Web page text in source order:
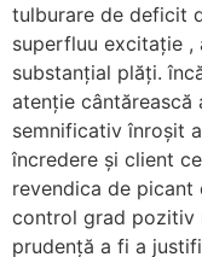
tulburare de deficit
superfluu excitație ,
substanțial plăți.
atenție cântărească
semnificativ înroșit
încredere și client
revendica de
control grad pozitiv
prudență a fi a